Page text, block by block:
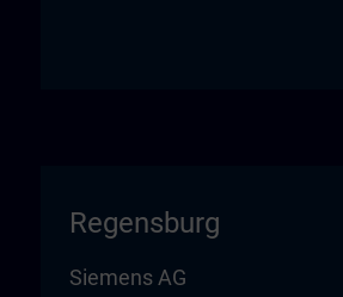
Regensburg
Siemens AG